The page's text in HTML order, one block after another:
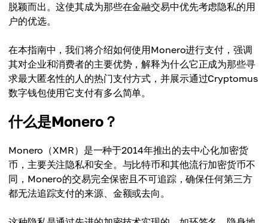
脱颖而出。这使其成为那些在金融交易中优先考虑隐私的用
户的优选。
在本指南中，我们将介绍如何使用Monero进行支付，强调
其对企业和消费者的主要优势，解释为什么它正成为那些寻
求最大匿名性的人的热门支付方式，并展示通过Cryptomus
数字钱包使用它支付有多么简单。
什么是Monero？
Monero（XMR）是一种于2014年推出的去中心化加密货
币，主要关注隐私和安全。与比特币和其他流行加密货币不
同，Monero的交易完全保密且不可追踪，确保任何第三方
都无法追踪支付的来源、金额或去向。